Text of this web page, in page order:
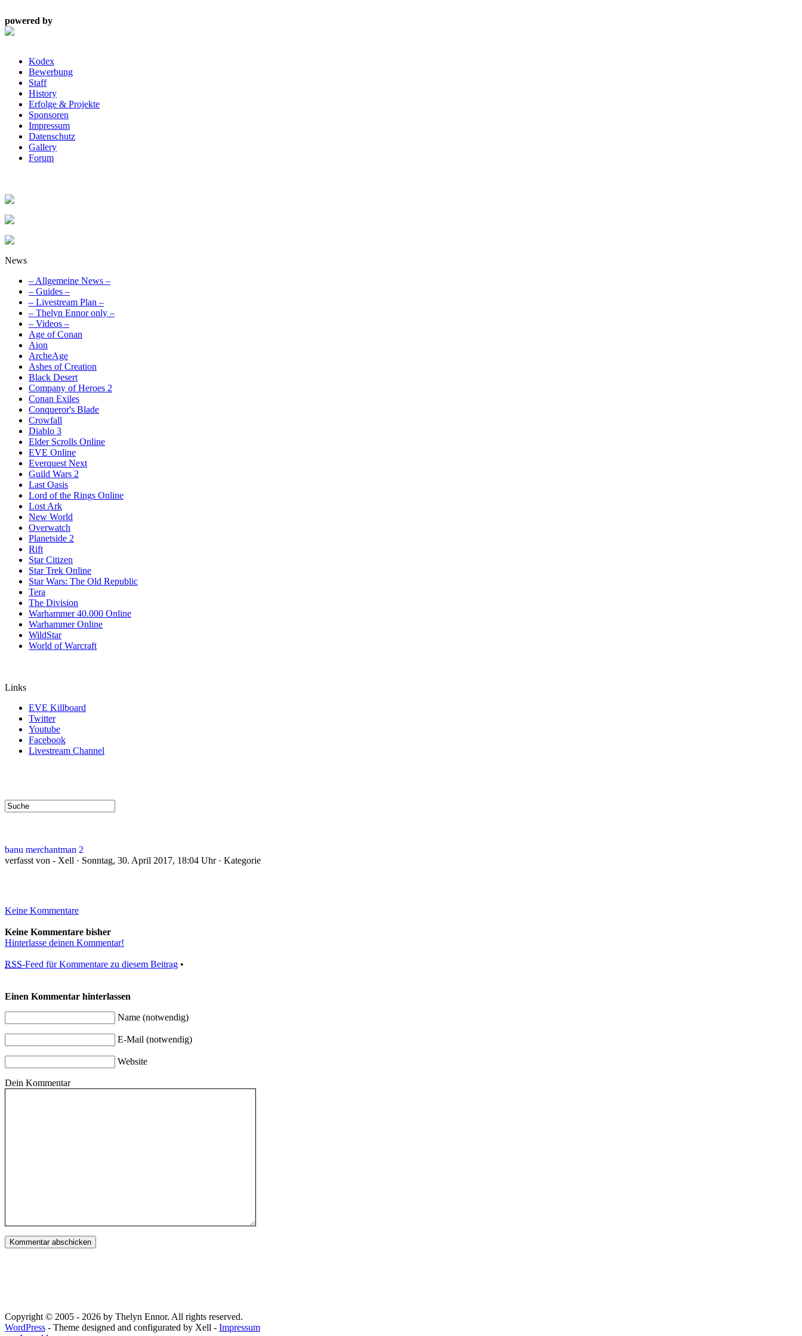
powered by
Kodex
Bewerbung
Staff
History
Erfolge & Projekte
Sponsoren
Impressum
Datenschutz
Gallery
Forum
News
– Allgemeine News –
– Guides –
– Livestream Plan –
– Thelyn Ennor only –
– Videos –
Age of Conan
Aion
ArcheAge
Ashes of Creation
Black Desert
Company of Heroes 2
Conan Exiles
Conqueror's Blade
Crowfall
Diablo 3
Elder Scrolls Online
EVE Online
Everquest Next
Guild Wars 2
Last Oasis
Lord of the Rings Online
Lost Ark
New World
Overwatch
Planetside 2
Rift
Star Citizen
Star Trek Online
Star Wars: The Old Republic
Tera
The Division
Warhammer 40.000 Online
Warhammer Online
WildStar
World of Warcraft
Links
EVE Killboard
Twitter
Youtube
Facebook
Livestream Channel
banu merchantman 2
verfasst von - Xell · Sonntag, 30. April 2017, 18:04 Uhr · Kategorie
Keine Kommentare
Keine Kommentare bisher
Hinterlasse deinen Kommentar!
RSS-Feed für Kommentare zu diesem Beitrag •
Einen Kommentar hinterlassen
Name (notwendig)
E-Mail (notwendig)
Website
Dein Kommentar
Copyright © 2005 - 2026 by Thelyn Ennor. All rights reserved.
WordPress - Theme designed and configurated by Xell - Impressum